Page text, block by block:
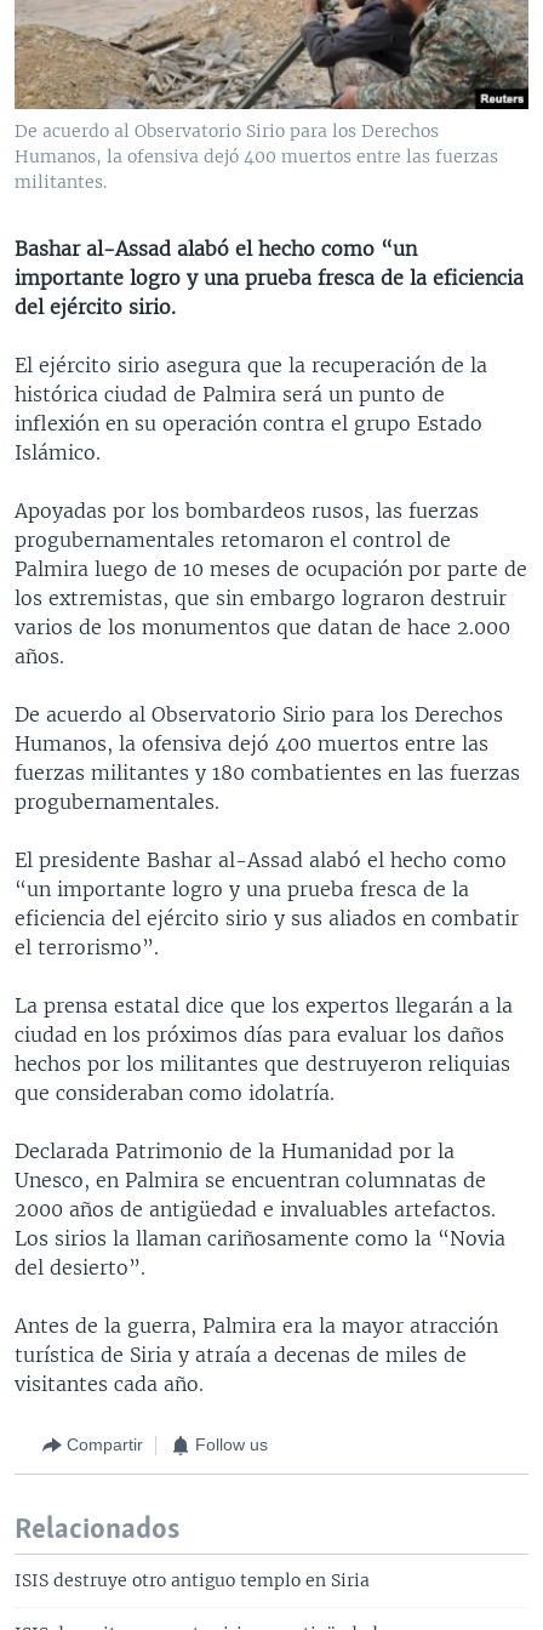
VENEZUELA
BRASIL
NICARAGUA
ECONOMÍA
ENTRETENIMIENTO Y CULTURA
TECNOLOGÍA
DEPORTES
MULTIMEDIA
VIDEOS
FOTOGRAFÍA
AUDIOS
PROGRAMAS TV
EL MUNDO AL DÍA
FORO INTERAMERICANO
LAS CLAVES
PANORAMA
RADIO
AVANCE INFORMATIVO
BUENOS DÍAS AMÉRICA
ESTADOS UNIDOS AL DÍA
FORO [RADIO]
DEPORTIVO INTERNACIONAL
NOTA ECONÓMICA
ENTRETENIMIENTO
DIRECT
Learning English
SÍGANOS
Idiomas
De acuerdo al Observatorio Sirio para los Derechos
Humanos, la ofensiva dejó 400 muertos entre las fuerzas
militantes.
Bashar al-Assad alabó el hecho como “un
importante logro y una prueba fresca de la eficiencia
del ejército sirio.
El ejército sirio asegura que la recuperación de la
histórica ciudad de Palmira será un punto de
inflexión en su operación contra el grupo Estado
Islámico.
Apoyadas por los bombardeos rusos, las fuerzas
progubernamentales retomaron el control de
Palmira luego de 10 meses de ocupación por parte de
los extremistas, que sin embargo lograron destruir
varios de los monumentos que datan de hace 2.000
años.
De acuerdo al Observatorio Sirio para los Derechos
Humanos, la ofensiva dejó 400 muertos entre las
fuerzas militantes y 180 combatientes en las fuerzas
progubernamentales.
El presidente Bashar al-Assad alabó el hecho como
“un importante logro y una prueba fresca de la
eficiencia del ejército sirio y sus aliados en combatir
el terrorismo”.
La prensa estatal dice que los expertos llegarán a la
ciudad en los próximos días para evaluar los daños
hechos por los militantes que destruyeron reliquias
que consideraban como idolatría.
Declarada Patrimonio de la Humanidad por la
Unesco, en Palmira se encuentran columnatas de
2000 años de antigüedad e invaluables artefactos.
Los sirios la llaman cariñosamente como la “Novia
del desierto”.
Antes de la guerra, Palmira era la mayor atracción
turística de Siria y atraía a decenas de miles de
visitantes cada año.
Compartir Follow us
Relacionados
ISIS destruye otro antiguo templo en Siria